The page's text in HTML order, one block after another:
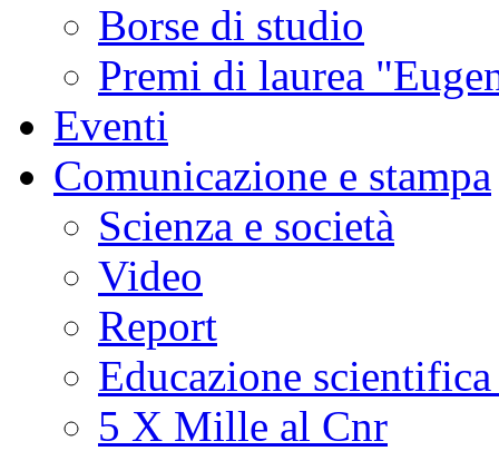
Borse di studio
Premi di laurea
Eventi
Comunicazione e stampa
Scienza e società
Video
Report
Educazione
5 X Mille al Cnr